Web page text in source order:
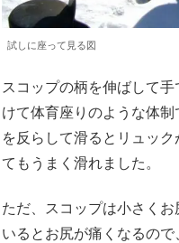
試しに座って見る図
スコップの柄を伸ばして
けて体育座りのような体
を反らして滑るとリュッ
てもうまく滑れました。
ただ、スコップは小さく
いるとお尻が痛くなるの